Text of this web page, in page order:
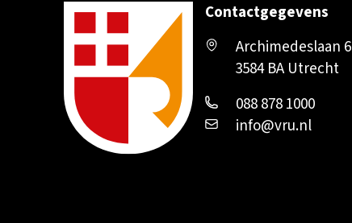
Contactgegevens
Archimedeslaan 6
3584 BA Utrecht
088 878 1000
info@vru.nl